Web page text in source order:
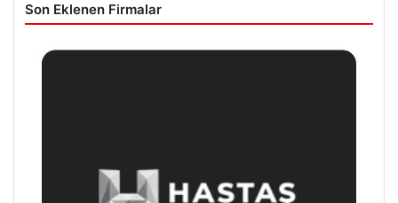
Son Eklenen Firmalar